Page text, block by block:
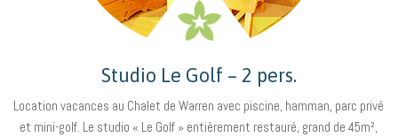
Studio Le Golf – 2 pers.
Location vacances au Chalet de Warren avec piscine, hamman, parc privé
et mini-golf. Le studio « Le Golf » entièrement restauré, grand de 45m²,